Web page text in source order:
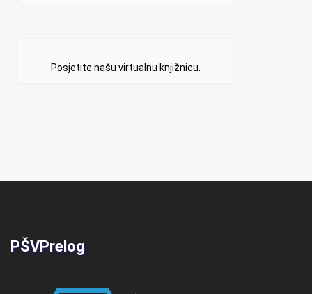
Posjetite našu virtualnu knjižnicu.
PŠVPrelog